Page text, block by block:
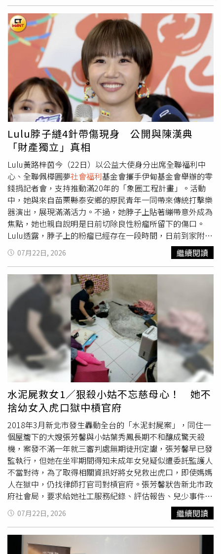
辦公室已將他列為弊案核心人物，預料將面臨洗錢及掠奪國
家資產等多項罪名。不過，羅慕德茲否認所有指控，並表示
辭去眾議院議長職務，是希望讓司法機關不受政治影響，依
法調查案件。除了反貪腐之外，小馬可仕也提出未來兩年的
施政重點，包括推動減稅措施，擴大個人所得稅免稅範圍、
降低部分勞工稅負、取消中小企業最低所得稅制度、研議稅
務特赦方案，並要求國會儘速完成相關法案，希望減輕家庭
及企業負擔，刺激投資與經濟成長。爆炸警戒、彈劾風波與
反貪改革交織，小馬可仕在任內倒數第二次國情咨文宣示改
革決心。面對中東戰事再度升溫，小馬可仕表示，政府將持
續維持國家能源緊急措施，確保燃料、糧食及農產品供應穩
定，防止囤積與物價失控，同時加強能源安全及供應鏈韌
性，以降低國際局勢對菲律賓經濟的衝擊。在外交與國防方
面，小馬可仕再次重申菲律賓維護西菲律賓海（南海）主權
的立場，強調菲律賓不會放棄2016年南海仲裁案所確認的
合法權利，捍衛國家主權與漁民權益的立場不會改變。此
外，小馬可仕與昔日執政盟友、副總統薩拉杜特蒂的政治裂
痕也持續擴大。薩拉目前因涉及貪腐及涉嫌威脅總統等指控
接受彈劾審判，使菲律賓政局更加敏感。分析人士指出，小
馬可仕此次國情咨文除了交代政府一年來的施政成果，更試
圖透過「不護親、不護友」的肅貪態度，回應外界要求徹查
高層政治人物的期待。然而，這場反貪行動能否真正持續推
進，並讓所有涉案者依法接受審判，仍將是菲律賓社會未來
最關注的焦點。
「立即排案」，指出今年五一勞工大遊行最重要的訴求就是
退休後的經濟保障，包括提高舊制退休金上限及調升新制雇
主最低提繳率。聯盟表示，當年勞退新制上路時，時任勞委
會主委陳菊曾表示「先求有、再求好」，因此將雇主最低提
繳率訂為6％，但如今制度已實施超過22年仍未調整，早已
到了必須立即修法的時刻。勞團也向立法院朝野黨團喊話，
強調勞工全力支持目前各黨立委提出的《勞工退休金條例》
修正草案，希望將雇主法定最低提繳率一步提高至8％或
9％，或採逐年調升方式，最終提高至9％甚至12％，並要
求立法院儘速完成三讀，真正改善勞工退休保障。全國產業
總工會理事長戴國榮表示，台灣社會貧富差距擴大，已呈現
M型化發展，政府應更積極提升雇主提繳責任，建議可逐年
由7％調升至12％，才能真正厚植勞工退休保障。全國金融
業工會聯合總會理事長鍾馥吉則指出，勞退新制22年未調
整，勞保投保薪資分級表上限4萬5800元也已11年未修正，
批評行政院長期怠惰，呼籲立法院應傾聽勞工心聲，透過修
法實質改善勞工退休生活。台北市產業總工會理事長邱奕淦
亦認為，提高退休金並不是給勞工福利，而是將勞工原本應
有的權利還給勞工。台灣國際勞工協會專員吳靜如則指出，
台灣引進移工已有37年，但現行制度下，多數雇主仍無須替
移工負擔退休金，形同把移工視為「用完即丟」，呼籲政府
應全面將移工納入退休保障制度。立法院朝野立委也對勞團
訴求作出回應。國民黨團書記長林沛翔強調，這場公聽會只
是開始，立法院不能因執政黨怠惰而停滯不前，未來將持續
與勞工站在一起，共同捍衛勞工退休權益。民眾黨立委邱慧
洳透露，雇主最低提繳率維持6％多年，讓許多勞工幾乎無
感，也感受不到政府對退休保障的重視，未來將持續督促修
法排審。另據《三立新聞網》報導，面對勞團要求盡速提高
法定提繳率，出席公聽會的勞動部次長黃玲娜表示，勞退新
制自2005年實施以來，已成為台灣勞工退休保障的核心制
度，不論是純新制、保留舊制後選擇新制，或是純舊制勞
工，如何實質增加退休金保障，一直都是勞動部努力的方
向。黃玲娜續稱，為厚實勞工退休保障，勞動部近期已推出
勞退純舊制勞工自願提繳及提前結存退休金方案，提供純舊
制勞工自願提繳退休金，以及勞雇雙方合意提前結存退休金
等新選擇，希望增加退休準備。她補充，勞動部也持續精進
新制保障措施，包括確立雇主有協助收取勞工自願提繳退休
金的義務；選擇按月請領退休金的勞工，可於猶豫期間改領
1次退休金；死亡勞工未成年遺屬或指定請領人繼承退休金
請求權時，10年請求權時效將自成年日起算；並擴大退休金
不得讓與、抵銷及扣押的保障對象，持續完善新舊退休制
度。至於是否調高雇主法定最低提繳率，黃玲娜表示，目前
勞團之間對於改革方向及應調高至多少比率，意見仍未完全
一致，勞動部將持續與各界討論、溝通，現階段尚未成熟到
提出行政院版本，也沒有具體修法時程。她強調，調整勞退
新制雇主提繳率，牽涉全台超過60萬家事業單位及近800萬
Lulu脖子縫4針帶傷現身 公開與陳漢典
「財產獨立」真相
Lulu黃路梓茵今（22日）以公益大使身分出席全聯福利中
心、全聯佩樺圓夢社會福利基金會攜手伊甸基金會舉辦的零
錢捐記者會，支持推動滿20年的「象圈工程計畫」。活動
中，她與來自苗栗縣泰安鄉的原民青年一同帶來傳統打擊樂
器演出，展現滿滿活力。不過，她脖子上貼著繃帶意外成為
焦點，她也親自說明是日前切除良性粉瘤所留下的傷口。
Lulu透露，脖子上的粉瘤已經存在一段時間，日前到家附近
的家庭診所看診，醫師詢問是否要直接處理，她便當場決定
開刀，「粉瘤一陣子了，良性的，縫了4、5針，上面只有一
點點，不知道傷口到底多深」。她笑說，自己一向很隨性，
之前做子宮頸抹片也是騎著車就直接去，還不忘幽默補上一
句：「如果再問刁鑽的問題就會爆開見血。」逗樂全場。談
到去年10月20日與陳漢典登記結婚後的生活，Lulu坦言目
前沒有刻意給自己生小孩的壓力，「一直都很喜歡小孩，小
孩就是上帝的禮物，看什麼時候要給我，就是不要當成壓
力、不要當成做功課，會在最適合的時候給你」。至於夫妻
相處之道，Lulu形容兩人就像最好的朋友，「結婚還沒滿一
年，真的就是很像朋友，沒有吵架，什麼話都可以聊，兩個
人都覺得沒有什麼好吵的」。Lulu與陳漢典因《綜藝大熱
門》撮合結爲夫妻，兩人也步入人生下個階段。（圖／侯世
駿攝）她舉例，生活中的小事像是馬桶蓋沒放下、忘記關
燈，「如果我忘了，他就順手幫我關，就沒事了」。她笑
說，因為工作關係自己跟陳漢典吃飯相處的時間，甚至比跟
家人還長，「我知道他所有事情，他也知道我所有事情」。
談及婚後財務規劃，Lulu表示，兩人財產仍各自獨立，「財
產還是分開，他也不會跟我計較」，至於共同購入的房子，
她則大方表示：「房子就是兩人共有，名字掛在誰底下還不
是都一樣。」她也透露，兩人並沒有簽署婚前協議，「他的
跟我的沒有差」。
07月22日, 2026 繼續閱讀
水泥屍救女1／狠殺小姑不忘慈母心！ 她不
捨幼女入虎口獄中槓官府
2018年3月新北市發生轟動全台的「水泥封屍案」，同住一
個屋簷下的大嫂張芳馨與小姑葉秀鳳長期不和釀成驚天殺
機，案發不滿一年就三審判處無期徒刑定讞，張芳馨早已發
監執行，但她在坐牢期間得知未成年女兒疑似遭委託監護人
不當對待，為了取得相關資訊好將女兒救出虎口，即使媽媽
人在獄中，仍找律師打官司對槓官府。張芳馨狀告新北市政
府社會局，要求給她社工服務紀錄、評估報告、兒少事件通
報表、家防中心調查記錄等文件，台北高等行政法院判張芳
馨勝訴，並在判決中痛斥社會局曲解法律、未善盡職責。本
案判決因社會局未上訴，全案確定，已提供相關資料給張芳
馨。水泥封屍案兇手張芳馨遭判無期徒刑定讞後，將未成年
07月22日, 2026 繼續閱讀